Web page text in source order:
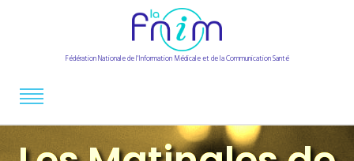
Fédération Nationale de l'Information Médicale et de la Communication Santé